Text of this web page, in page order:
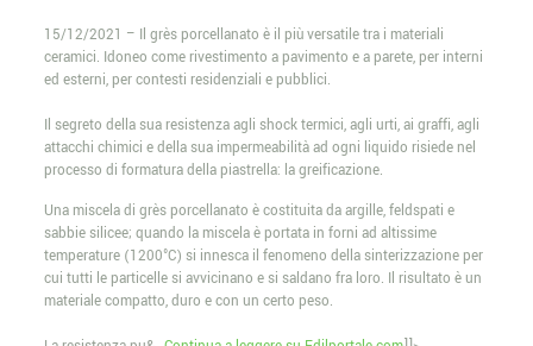
15/12/2021 – Il grès porcellanato è il più versatile tra i materiali
ceramici. Idoneo come rivestimento a pavimento e a parete, per interni
ed esterni, per contesti residenziali e pubblici.
Il segreto della sua resistenza agli shock termici, agli urti, ai graffi, agli
attacchi chimici e della sua impermeabilità ad ogni liquido risiede nel
processo di formatura della piastrella: la greificazione.
Una miscela di grès porcellanato è costituita da argille, feldspati e
sabbie silicee; quando la miscela è portata in forni ad altissime
temperature (1200°C) si innesca il fenomeno della sinterizzazione per
cui tutti le particelle si avvicinano e si saldano fra loro. Il risultato è un
materiale compatto, duro e con un certo peso.